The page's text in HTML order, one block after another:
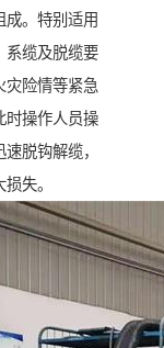
成。特别适用
系缆及脱缆要
灾险情等紧急
时操作人员操
脱钩解缆，
失。